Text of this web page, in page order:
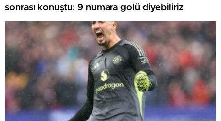
sonrası konuştu: 9 numara golü diyebiliriz